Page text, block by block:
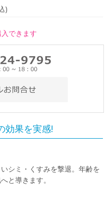
)
できます
効果を実感!
シミ・くすみを撃退。年齢を
と導きます。